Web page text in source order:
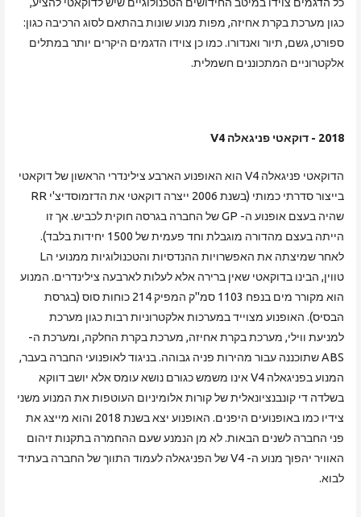
כגון מערכת בקרת אחיזה, מפות מנוע שונות בהתאם לסוג הרכיבה כגון:
ספורט, גשם, תיור ואנדורו. כמו כן צוידו הדגמים היקרים יותר במתלים
אלקטרוניים המתכוננים חשמלית.
2018 - דוקאטי פניגאלה V4
הדוקאטי פניגאלה V4 הוא האופנוע הארבע צילינדרי הראשון של דוקאטי
בייצור סדרתי כמותי (בשנת 2006 ייצרה דוקאטי את הדזמוסדיצ'י RR
שהיה בעצם אופנוע ה- GP של החברה בגרסה חוקית לכביש. אך זו
הייתה בעצם מהדורה מוגבלת וחד פעמית של 1500 יחידות בלבד).
לאחר שמיצתה את האפשרויות ההנדסיות והטכנולוגיות ממנועי הL
טווין, הבינו בדוקאטי שאין ברירה אלא לעלות לארבעה צילינדרים. המנוע
הוא מקורר מים בנפח 1103 סמ"ק המפיק 214 כוחות סוס (בגרסת
הבסיס). האופנוע מצוייד במערכות אלקטרוניות רבות כגון מערכת
למניעת ווילי, מערכת בקרת אחיזה, מערכת בקרת החלקה, ומערכת ה-
ABS שתוכננה עבור מהירות פניה גבוהה. בניגוד לאופנועי החברה בעבר,
המנוע בפניגאלה V4 אינו משמש כגורם נושא עומס אלא יושב דווקא
בשלדה די קונבנציונאלית של קורות אלומיניום העוטפות את המנוע משני
צידיו כמו באופנועים היפנים. האופנוע יצא בשנת 2018 והוא מייצג את
פני החברה לשנים הבאות. לא מן הנמנע שעם ההחמרה בתקנות זיהום
האוויר יהפוך מנוע ה- V4 של הפניגאלה לעמוד התווך של החברה בעתיד
לבוא.